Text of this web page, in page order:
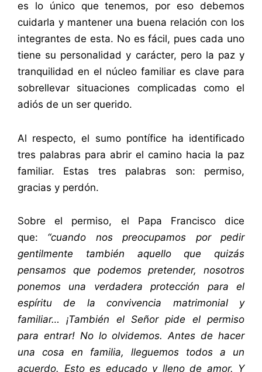
es lo único que tenemos, por eso debemos
cuidarla y mantener una buena relación con los
integrantes de esta. No es fácil, pues cada uno
tiene su personalidad y carácter, pero la paz y
tranquilidad en el núcleo familiar es clave para
sobrellevar situaciones complicadas como el
adiós de un ser querido.
Al respecto, el sumo pontífice ha identificado
tres palabras para abrir el camino hacia la paz
familiar. Estas tres palabras son: permiso,
gracias y perdón.
Sobre el permiso, el Papa Francisco dice
que: “cuando nos preocupamos por pedir
gentilmente también aquello que quizás
pensamos que podemos pretender, nosotros
ponemos una verdadera protección para el
espíritu de la convivencia matrimonial y
familiar… ¡También el Señor pide el permiso
para entrar! No lo olvidemos. Antes de hacer
una cosa en familia, lleguemos todos a un
acuerdo. Esto es educado y lleno de amor. Y